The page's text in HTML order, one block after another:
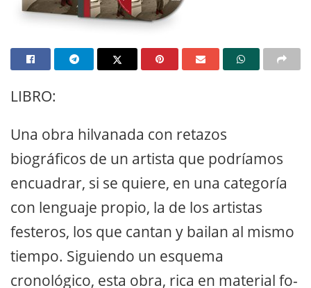
LIBRO:
Una obra hilvanada con retazos
biográficos de un artista que podríamos
encuadrar, si se quiere, en una categoría
con lenguaje propio, la de los artistas
festeros, los que cantan y bailan al mismo
tiempo. Siguiendo un esquema
cronológico, esta obra, rica en material fo-